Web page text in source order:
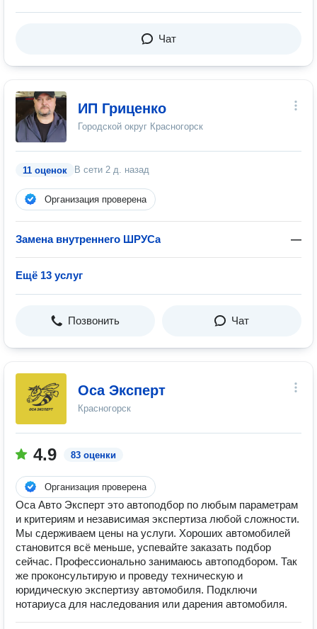
Чат
ИП Гриценко
Городской округ Красногорск
11 оценок В сети 2 д. назад
Организация проверена
Замена внутреннего ШРУСа —
Ещё 13 услуг
Позвонить Чат
Оса Эксперт
Красногорск
4.9 83 оценки
Организация проверена
Оса Авто Эксперт это автоподбор по любым параметрам
и критериям и независимая экспертиза любой сложности.
Мы сдерживаем цены на услуги. Хороших автомобилей
становится всё меньше, успевайте заказать подбор
сейчас. Профессионально занимаюсь автоподбором. Так
же проконсультирую и проведу техническую и
юридическую экспертизу автомобиля. Подключи
нотариуса для наследования или дарения автомобиля.